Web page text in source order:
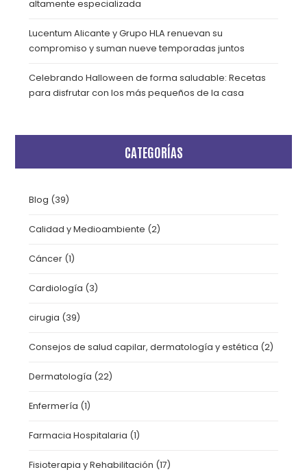
altamente especializada
Lucentum Alicante y Grupo HLA renuevan su
compromiso y suman nueve temporadas juntos
Celebrando Halloween de forma saludable: Recetas
para disfrutar con los más pequeños de la casa
CATEGORÍAS
Blog (39)
Calidad y Medioambiente (2)
Cáncer (1)
Cardiología (3)
cirugia (39)
Consejos de salud capilar, dermatología y estética (2)
Dermatología (22)
Enfermería (1)
Farmacia Hospitalaria (1)
Fisioterapia y Rehabilitación (17)